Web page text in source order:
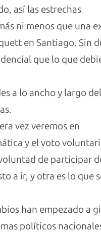
así las estrechas
ni menos que una
en Santiago. Sin
que lo que
a lo ancho y largo
vez veremos en
y el voto
de participar
a ir, y otra es lo que
han empezado a
políticos